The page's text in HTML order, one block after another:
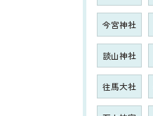
今宮神社
談山神社
往馬大社